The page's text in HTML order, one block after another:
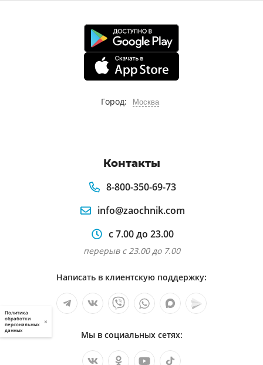
Город: Москва
Контакты
8-800-350-69-73
info@zaochnik.com
с 7.00 до 23.00
перерыв с 23.00 до 7.00
Написать в клиентскую поддержку:
Мы в социальных сетях:
Политика
обработки
персональных
данных
×